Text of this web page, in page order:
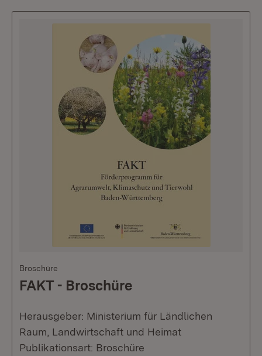
Broschüre
FAKT - Broschüre
Herausgeber: Ministerium für Ländlichen
Raum, Landwirtschaft und Heimat
Publikationsart: Broschüre